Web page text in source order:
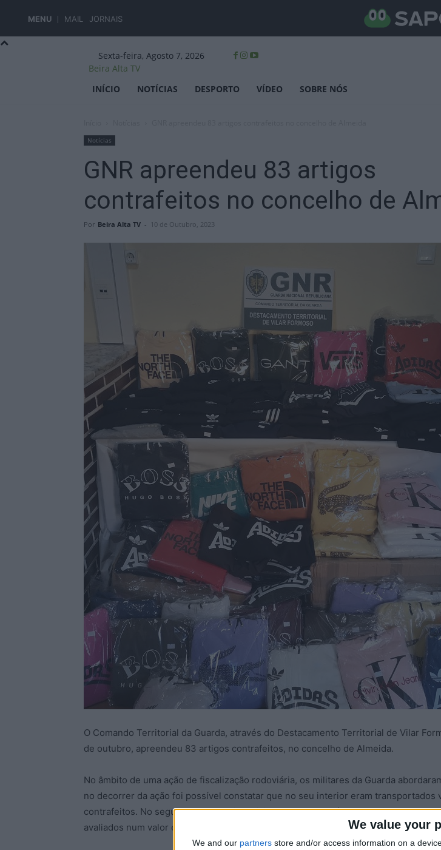
We value your
We and our partners store and/or access information on a
MENU MAIL JORNAIS
Sexta-feira, Agosto 7, 2026
Beira Alta TV
INÍCIO
NOTÍCIAS DESPORTO VÍDEO SOBRE NÓS
Notícias
GNR apreendeu 83 artigos
contrafeitos no concelho de
Por Beira Alta TV - 10 de Outubro, 2023
O Comando Territorial da Guarda, através do Destacamento Territorial de Vilar
de outubro, apreendeu 83 artigos contrafeitos, no concelho de Almeida.
No âmbito de uma ação de fiscalização rodoviária, os militares da Guarda
no decorrer da ação foi possível constatar que no seu interior eram transportados
contrafeitos. No seguimento da ação policial, procedeu-se à apreensão de 83
avaliados num valor estimado de 1 450 euros.